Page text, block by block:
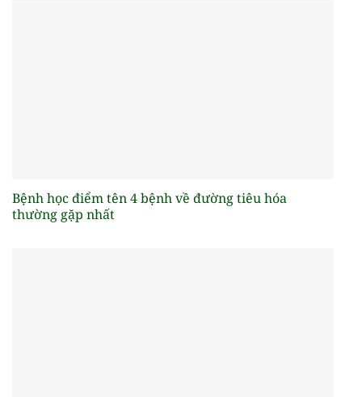
Bệnh học điểm tên 4 bệnh về đường tiêu hóa
thường gặp nhất